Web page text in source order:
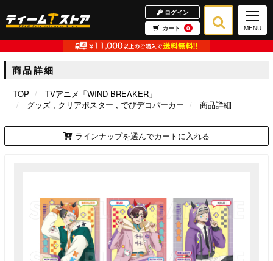
ログイン
カート
0 MENU
商品詳細
TOP
TVアニメ「WIND BREAKER」
グッズ
クリアポスター でびデコパーカー 商品詳細
ラインナップを選んでカートに入れる